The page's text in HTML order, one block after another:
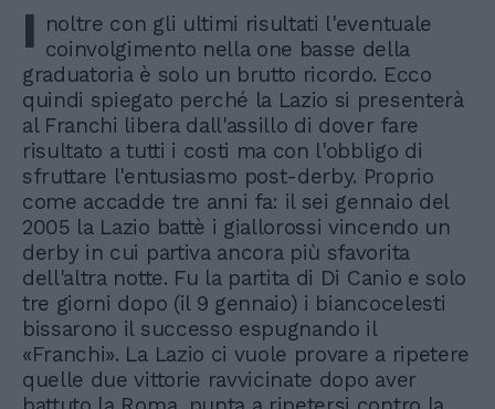
I noltre con gli ultimi risultati l'eventuale
coinvolgimento nella one basse della
graduatoria è solo un brutto ricordo. Ecco
quindi spiegato perché la Lazio si presenterà
al Franchi libera dall'assillo di dover fare
risultato a tutti i costi ma con l'obbligo di
sfruttare l'entusiasmo post-derby. Proprio
come accadde tre anni fa: il sei gennaio del
2005 la Lazio battè i giallorossi vincendo un
derby in cui partiva ancora più sfavorita
dell'altra notte. Fu la partita di Di Canio e solo
tre giorni dopo (il 9 gennaio) i biancocelesti
bissarono il successo espugnando il
«Franchi». La Lazio ci vuole provare a ripetere
quelle due vittorie ravvicinate dopo aver